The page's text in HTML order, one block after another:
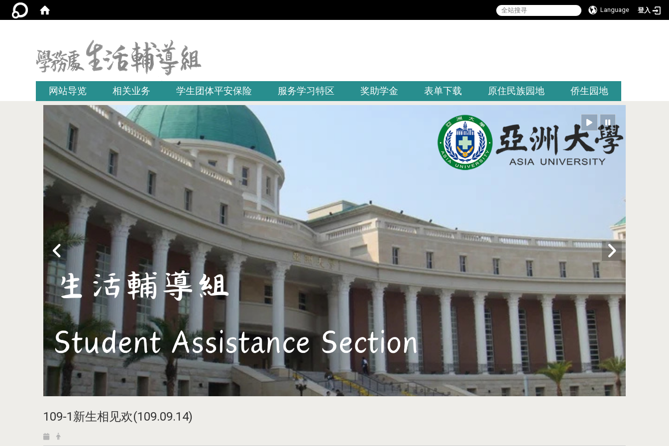
Language 登入
网站导览 相关业务 学生团体平安保险 服务学习特区 奖助学金 表单下载 原住民族园地 侨生园地
109-1新生相见欢(109.09.14)